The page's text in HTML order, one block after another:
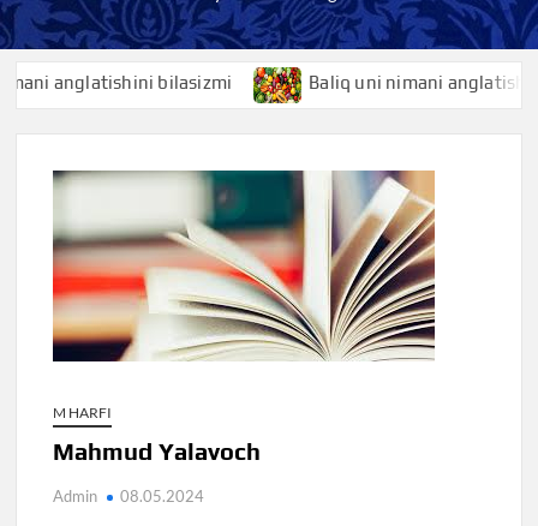
bilasizmi Baliq uni nimani anglatishini
M HARFI
Mahmud Yalavoch
Admin 08.05.2024